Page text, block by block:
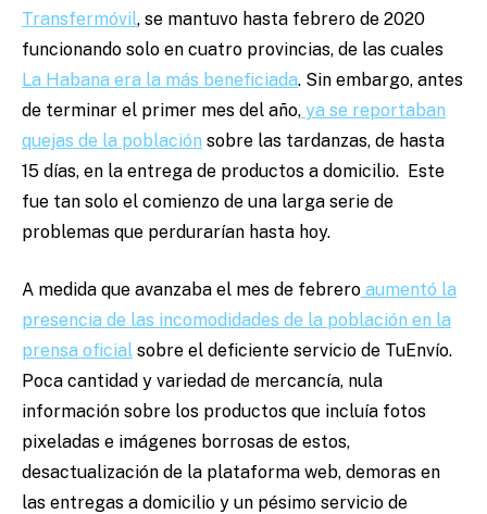
Transfermóvil, se mantuvo hasta febrero de 2020
funcionando solo en cuatro provincias, de las cuales
La Habana era la más beneficiada. Sin embargo, antes
de terminar el primer mes del año, ya se reportaban
quejas de la población sobre las tardanzas, de hasta
15 días, en la entrega de productos a domicilio. Este
fue tan solo el comienzo de una larga serie de
problemas que perdurarían hasta hoy.
A medida que avanzaba el mes de febrero aumentó la
presencia de las incomodidades de la población en la
prensa oficial sobre el deficiente servicio de TuEnvío.
Poca cantidad y variedad de mercancía, nula
información sobre los productos que incluía fotos
pixeladas e imágenes borrosas de estos,
desactualización de la plataforma web, demoras en
las entregas a domicilio y un pésimo servicio de